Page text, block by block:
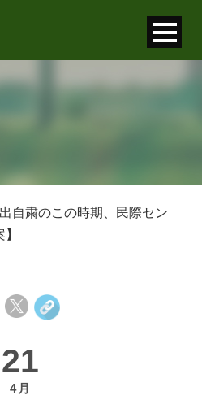
わせ
自粛のこの時期、民際セン
21
4月